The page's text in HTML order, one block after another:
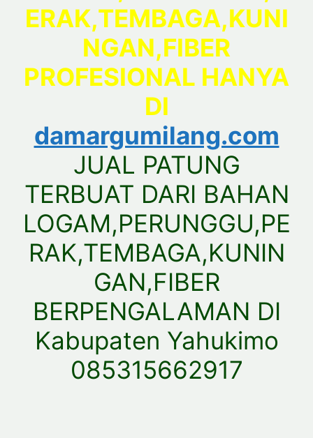
ERAK,TEMBAGA,KUNI
NGAN,FIBER
PROFESIONAL HANYA
DI
damargumilang.com
JUAL PATUNG
TERBUAT DARI BAHAN
LOGAM,PERUNGGU,PE
RAK,TEMBAGA,KUNIN
GAN,FIBER
BERPENGALAMAN DI
Kabupaten Yahukimo
085315662917